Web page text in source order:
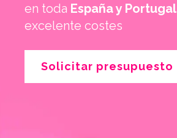
en toda España y Portugal
excelente costes
Solicitar presupuesto